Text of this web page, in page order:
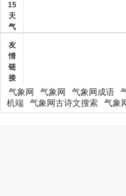
15
天
气
友
情
链
接
气象网 气象网 气象网成语
机端
气象网古诗文搜索 气象